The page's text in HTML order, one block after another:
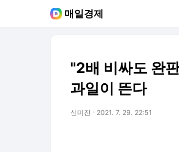
매일경제
"2배 비싸도 완
과일이 뜬다
신미진 2021. 7. 29. 22:51